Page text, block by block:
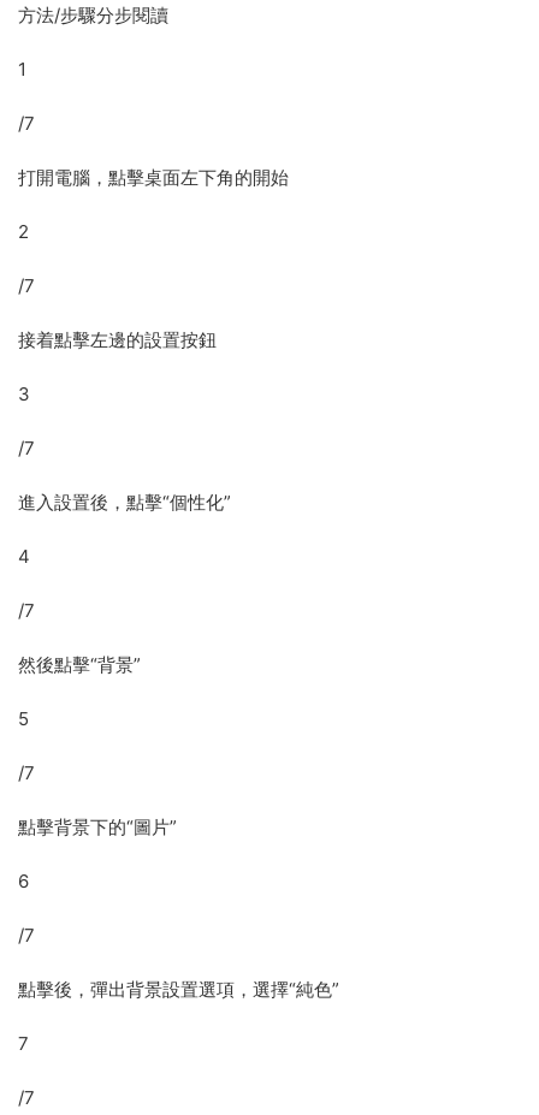
方法/步驟分步閱讀
1
/7
打開電腦，點擊桌面左下角的開始
2
/7
接着點擊左邊的設置按鈕
3
/7
進入設置後，點擊“個性化”
4
/7
然後點擊“背景”
5
/7
點擊背景下的“圖片”
6
/7
點擊後，彈出背景設置選項，選擇“純色”
7
/7